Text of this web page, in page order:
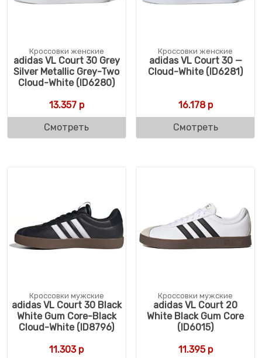
Кроссовки женские
adidas VL Court 30 Grey
Silver Metallic Grey-Two
Cloud-White (ID6280)
13.357р
Смотреть
Кроссовки женские
adidas VL Court 30 —
Cloud-White (ID6281)
16.178р
Смотреть
Кроссовки мужские
adidas VL Court 30 Black
White Gum Core-Black
Cloud-White (ID8796)
11.303р
Кроссовки мужские
adidas VL Court 20
White Black Gum Core
(ID6015)
11.395р